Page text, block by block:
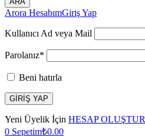
Arora HesabımGiriş Yap
Kullanıcı Ad veya Mail
Parolanız*
Beni hatırla
Yeni Üyelik İçin HESAP OLUŞTUR
0 Sepetim₺0.00